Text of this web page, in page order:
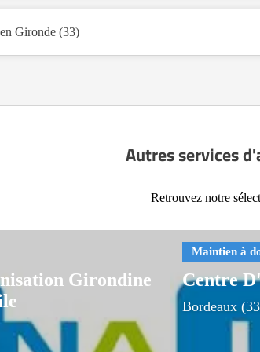
Gironde (33)
Autres services
Retrouvez notre
Girondine
Centre
Bordeaux